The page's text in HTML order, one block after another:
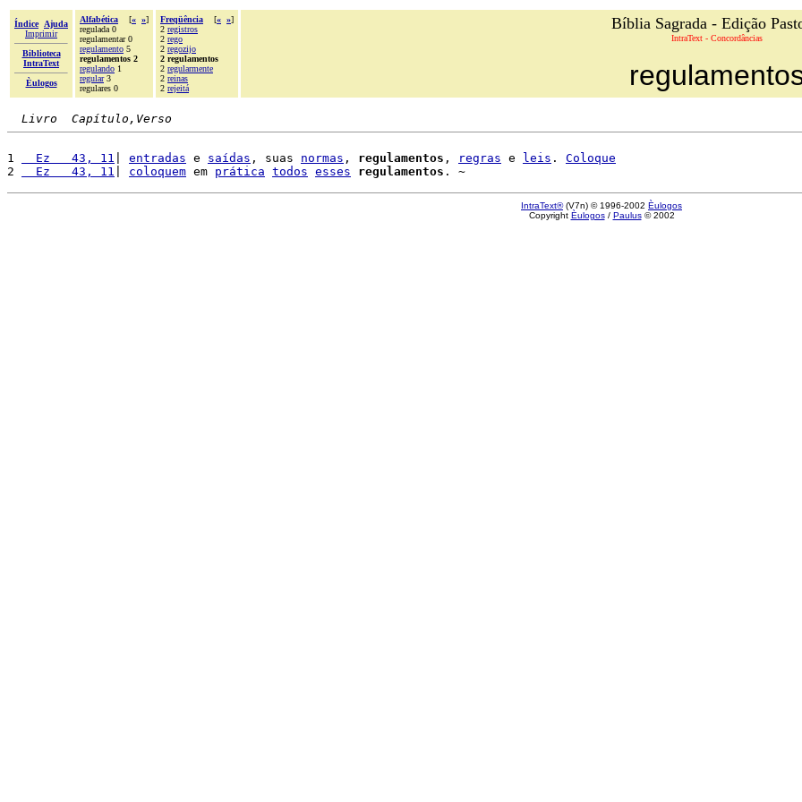
Índice
Ajuda
Imprimir
Biblioteca
IntraText
Èulogos
Alfabética [« »]
regulada 0
regulamentar 0
regulamento 5
regulamentos 2
regulando 1
regular3
regulares 0
Freqüência [« »]
2 registros
2 rego
2 regozijo
2 regulamentos
2 regularmente
2 reinas
2 rejeitá
Bíblia Sagrada - Edição
IntraText - Concordâncias
Livro  Capítulo,Verso
1
  Ez   43, 11
entradas e saídas , suas normas , regulamentos , regras e leis . Coloque
2
  Ez   43, 11
coloquem em prática todos esses regulamentos
IntraText®(V7n) © 1996-2002 Èulogos
Copyright Èulogos/ Paulus© 2002